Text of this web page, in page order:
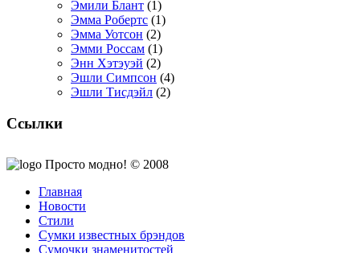
Эмили Блант (1)
Эмма Робертс (1)
Эмма Уотсон (2)
Эмми Россам (1)
Энн Хэтэуэй (2)
Эшли Симпсон (4)
Эшли Тисдэйл (2)
Ссылки
Просто модно! © 2008
Главная
Новости
Стили
Сумки известных брэндов
Сумочки знаменитостей